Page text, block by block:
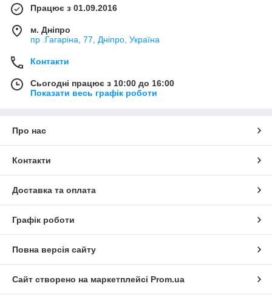
Працює з 01.09.2016
м. Дніпро
пр .Гагаріна, 77, Дніпро, Україна
Контакти
Сьогодні працює з 10:00 до 16:00
Показати весь графік роботи
Про нас
Контакти
Доставка та оплата
Графік роботи
Повна версія сайту
Сайт створено на маркетплейсі Prom.ua